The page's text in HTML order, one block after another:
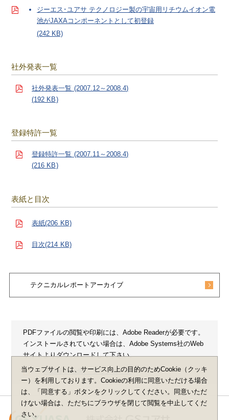
当ウェブサイトは、サービス向上の目的のためCookie（クッキ
ー）を利用しております。Cookieの利用に同意いただける場合
は、「同意する」ボタンをクリックしてください。同意いただ
けない場合は、ただちにブラウザを閉じて閲覧を中止してくだ
さい。
ジーエス･ユアサ テクノロジー製の宇宙用リチウムイオン電
池がJAXAコンポーネントとして初登録
(242 KB)
社外発表一覧
社外発表一覧 (2007.12～2008.4)
(192 KB)
登録特許一覧
登録特許一覧 (2007.11～2008.4)
(216 KB)
表紙と目次
表紙(206 KB)
目次(214 KB)
テクニカルレポートアーカイブ
PDFファイルの閲覧や印刷には、Adobe Readerが必要です。
インストールされていない場合は、Adobe Systems社のWeb
サイトよりダウンロードして下さい。
Adobe Reader ダウンロード